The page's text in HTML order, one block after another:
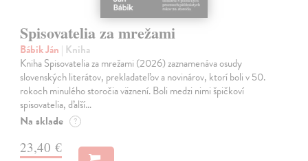
Spisovatelia za mrežami
Bábik Ján | Kniha
Kniha Spisovatelia za mrežami (2026) zaznamenáva osudy
slovenských literátov, prekladateľov a novinárov, ktorí boli v 50.
rokoch minulého storočia väznení. Boli medzi nimi špičkoví
spisovatelia, ďalší…
Na sklade ?
23,40 €